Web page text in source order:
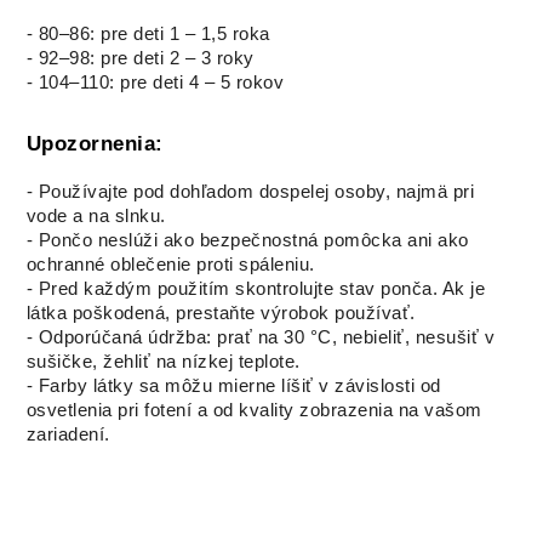
- 80–86: pre deti 1 – 1,5 roka
- 92–98: pre deti 2 – 3 roky
- 104–110: pre deti 4 – 5 rokov
Upozornenia:
- Používajte pod dohľadom dospelej osoby, najmä pri
vode a na slnku.
- Pončo neslúži ako bezpečnostná pomôcka ani ako
ochranné oblečenie proti spáleniu.
- Pred každým použitím skontrolujte stav ponča. Ak je
látka poškodená, prestaňte výrobok používať.
- Odporúčaná údržba: prať na 30 °C, nebieliť, nesušiť v
sušičke, žehliť na nízkej teplote.
- Farby látky sa môžu mierne líšiť v závislosti od
osvetlenia pri fotení a od kvality zobrazenia na vašom
zariadení.